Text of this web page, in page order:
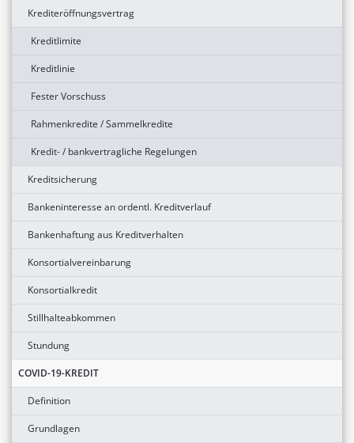
Krediteröffnungsvertrag
Kreditlimite
Kreditlinie
Fester Vorschuss
Rahmenkredite / Sammelkredite
Kredit- / bankvertragliche Regelungen
Kreditsicherung
Bankeninteresse an ordentl. Kreditverlauf
Bankenhaftung aus Kreditverhalten
Konsortialvereinbarung
Konsortialkredit
Stillhalteabkommen
Stundung
COVID-19-KREDIT
Definition
Grundlagen